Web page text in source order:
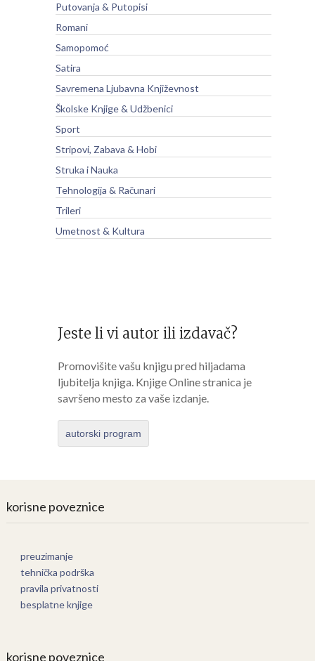
Putovanja & Putopisi
Romani
Samopomoć
Satira
Savremena Ljubavna Književnost
Školske Knjige & Udžbenici
Sport
Stripovi, Zabava & Hobi
Struka i Nauka
Tehnologija & Računari
Trileri
Umetnost & Kultura
Jeste li vi autor ili izdavač?
Promovišite vašu knjigu pred hiljadama
ljubitelja knjiga. Knjige Online stranica je
savršeno mesto za vaše izdanje.
autorski program
korisne poveznice
preuzimanje
tehnička podrška
pravila privatnosti
besplatne knjige
korisne poveznice